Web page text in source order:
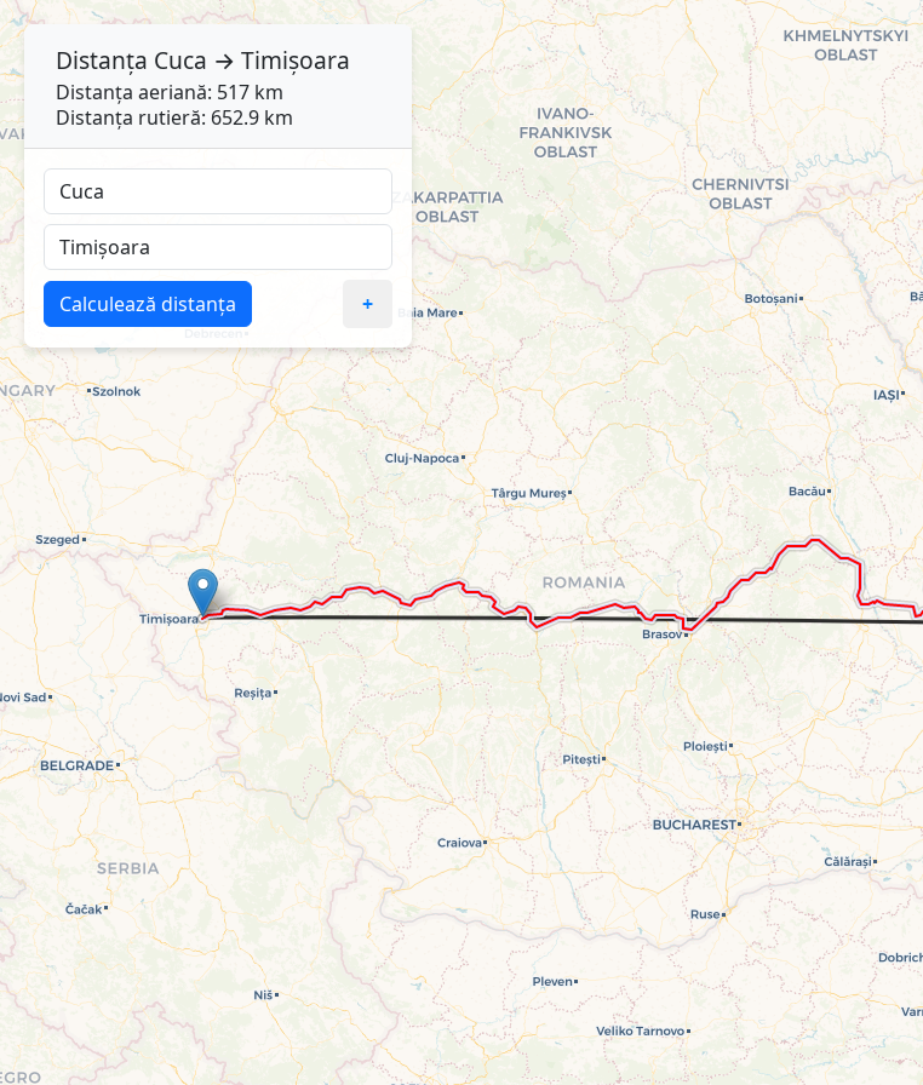
Distanța Cuca → Timișoara
Distanța aeriană: 517 km
Distanța rutieră: 652.9 km
Calculează distanța +